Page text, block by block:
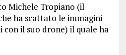
Michele Tropiano (il
ha scattato le immagini
il suo drone) il quale ha